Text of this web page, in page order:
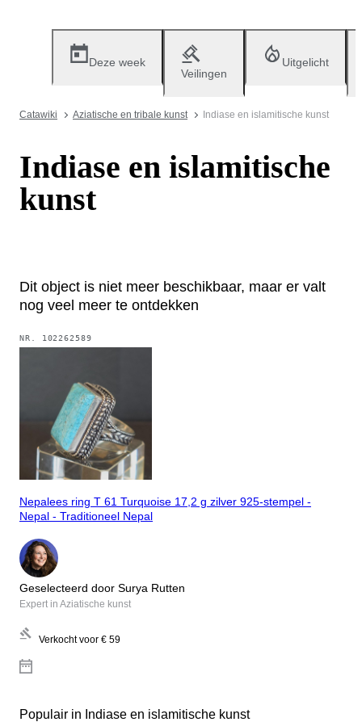
Deze week
Veilingen
Uitgelicht
Catawiki Aziatische en tribale kunst Indiase en islamitische kunst
Indiase en islamitische
kunst
Dit object is niet meer beschikbaar, maar er valt
nog veel meer te ontdekken
NR. 102262589
Nepalees ring T 61 Turquoise 17,2 g zilver 925-stempel -
Nepal - Traditioneel Nepal
Geselecteerd door Surya Rutten
Expert in Aziatische kunst
Verkocht voor € 59
Populair in Indiase en islamitische kunst